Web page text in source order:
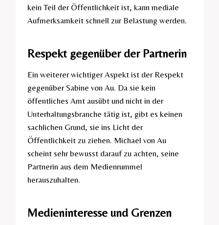
kein Teil der Öffentlichkeit ist, kann mediale
Aufmerksamkeit schnell zur Belastung werden.
Respekt gegenüber der Partnerin
Ein weiterer wichtiger Aspekt ist der Respekt
gegenüber Sabine von Au. Da sie kein
öffentliches Amt ausübt und nicht in der
Unterhaltungsbranche tätig ist, gibt es keinen
sachlichen Grund, sie ins Licht der
Öffentlichkeit zu ziehen. Michael von Au
scheint sehr bewusst darauf zu achten, seine
Partnerin aus dem Medienrummel
herauszuhalten.
Medieninteresse und Grenzen